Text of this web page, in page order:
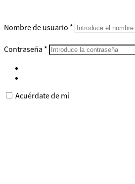
Nombre de usuario *
Contraseña *
Acuérdate de mí